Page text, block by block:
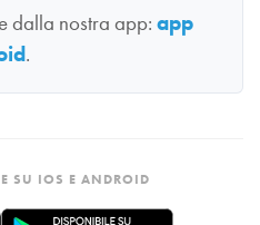
dalla nostra app: app
.
SU IOS E ANDROID